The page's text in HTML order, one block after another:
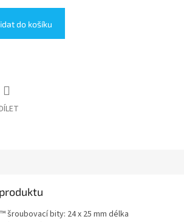
do košíku
šroubovací bity: 24 x 25 mm délka